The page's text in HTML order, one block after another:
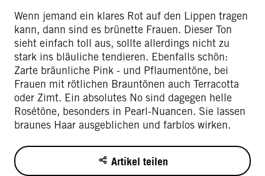
Wenn jemand ein klares Rot auf den Lippen tragen
kann, dann sind es brünette Frauen. Dieser Ton
sieht einfach toll aus, sollte allerdings nicht zu
stark ins bläuliche tendieren. Ebenfalls schön:
Zarte bräunliche Pink - und Pflaumentöne, bei
Frauen mit rötlichen Brauntönen auch Terracotta
oder Zimt. Ein absolutes No sind dagegen helle
Rosétöne, besonders in Pearl-Nuancen. Sie lassen
braunes Haar ausgeblichen und farblos wirken.
Artikel teilen